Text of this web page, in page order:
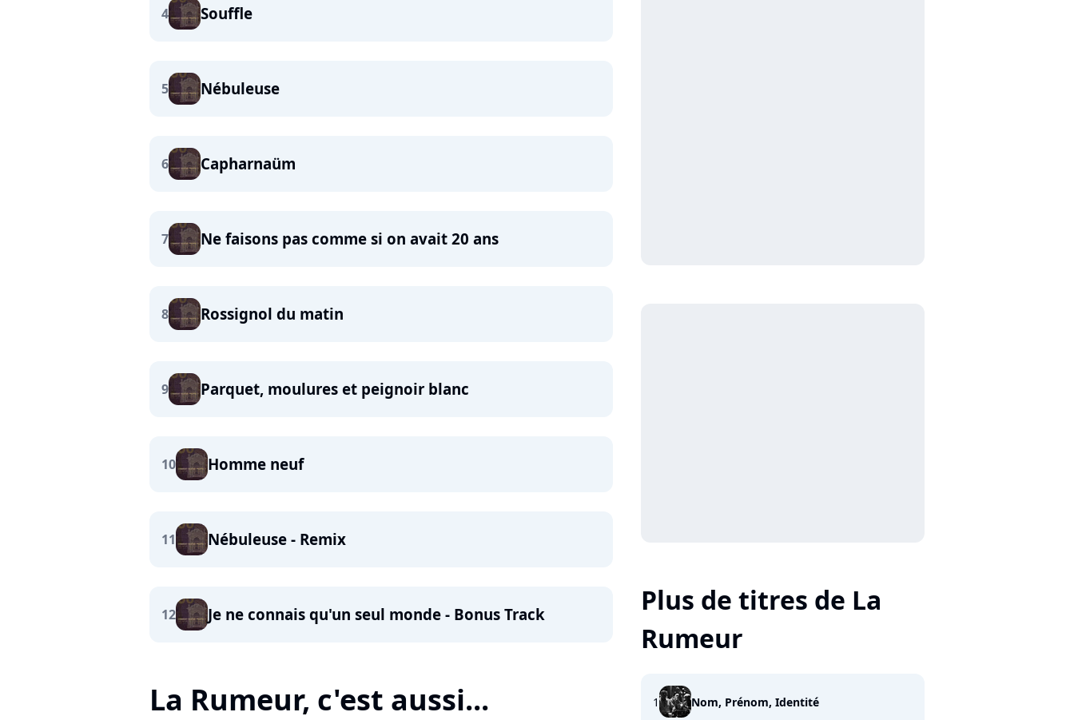
4 Souffle
5 Nébuleuse
6 Capharnaüm
7 Ne faisons pas comme si on avait 20 ans
8 Rossignol du matin
9 Parquet, moulures et peignoir blanc
10 Homme neuf
11 Nébuleuse - Remix
12 Je ne connais qu'un seul monde - Bonus Track
La Rumeur, c'est aussi...
Plus de titres de La
Rumeur
1 Nom, Prénom, Identité